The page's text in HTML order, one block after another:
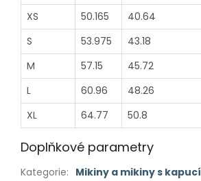
XS
50.165 40.64
S
53.975 43.18
M
57.15 45.72
L
60.96 48.26
XL
64.77 50.8
Doplňkové parametry
Kategorie: Mikiny a mikiny s kapucí